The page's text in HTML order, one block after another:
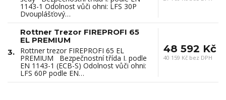
1143-1 Odolnost vůči ohni: LFS 30P
Dvouplášťový…
3.
Rottner Trezor FIREPROFI 65
EL PREMIUM
Rottner trezor FIREPROFI 65 EL
PREMIUM Bezpečnostní třída I. podle
EN 1143-1 (ECB-S) Odolnost vůči ohni:
LFS 60P podle EN…
48 592 Kč
40 159 Kč bez DPH